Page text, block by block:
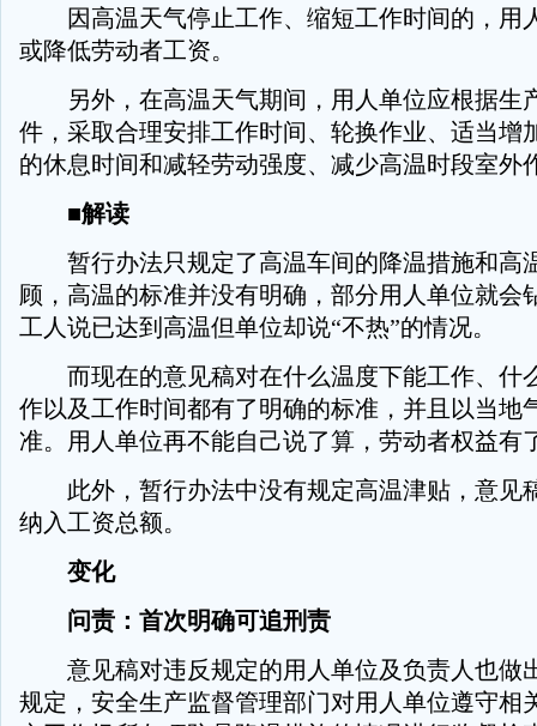
因高温天气停止工作、缩短工作时间的，用
或降低劳动者工资。
另外，在高温天气期间，用人单位应根据生
件，采取合理安排工作时间、轮换作业、适当增
的休息时间和减轻劳动强度、减少高温时段室外
■解读
暂行办法只规定了高温车间的降温措施和高
顾，高温的标准并没有明确，部分用人单位就会
工人说已达到高温但单位却说“不热”的情况。
而现在的意见稿对在什么温度下能工作、什
作以及工作时间都有了明确的标准，并且以当地
准。用人单位再不能自己说了算，劳动者权益有
此外，暂行办法中没有规定高温津贴，意见
纳入工资总额。
变化
问责：首次明确可追刑责
意见稿对违反规定的用人单位及负责人也做
规定，安全生产监督管理部门对用人单位遵守相